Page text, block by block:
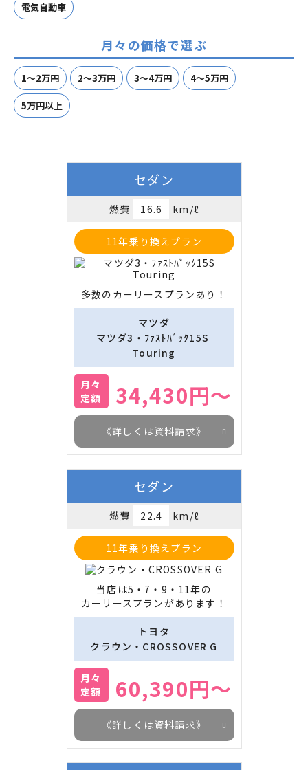
電気自動車
月々の価格で選ぶ
1～2万円 2～3万円 3～4万円 4～5万円
5万円以上
セダン
燃費 16.6 km/ℓ
11年乗り換えプラン
多数のカーリースプランあり！
マツダ
マツダ3・ﾌｧｽﾄﾊﾞｯｸ15S
Touring
月々
定額
34,430円～
《詳しくは資料請求》
セダン
燃費 22.4 km/ℓ
11年乗り換えプラン
当店は5・7・9・11年の
カーリースプランがあります！
トヨタ
クラウン・CROSSOVER G
月々
定額
60,390円～
《詳しくは資料請求》